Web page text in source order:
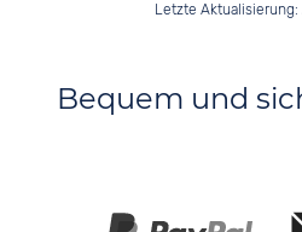
Letzte
Bequem und